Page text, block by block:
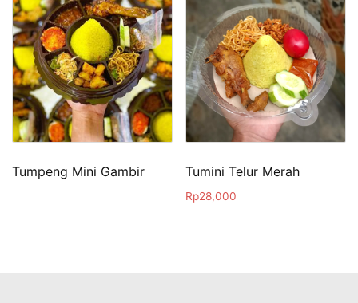
Tumpeng Mini Gambir Tumini Telur Merah
Rp28,000